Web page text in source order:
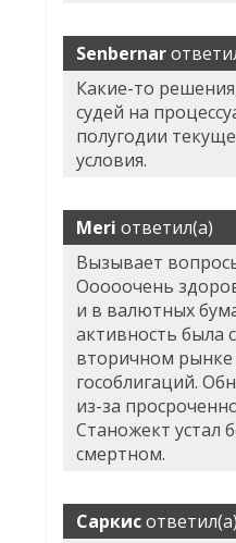
Senbernar
Какие-то
судей на
полугодии
условия.
Meri ответил(а)
Вызывает
Ооооочень
и в валютных
активность была
вторичном рынке
гособлигаций.
из-за
Станожект устал
смертном.
Саркисответил(а)